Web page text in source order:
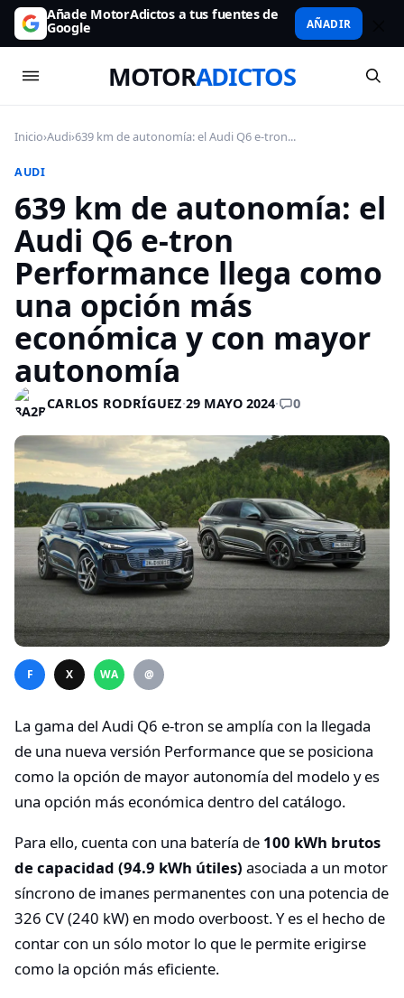
Añade MotorAdictos a tus fuentes de
Google AÑADIR
MOTORADICTOS
Inicio›Audi›639 km de autonomía: el Audi Q6 e-tron...
AUDI
639 km de autonomía: el
Audi Q6 e-tron
Performance llega como
una opción más
económica y con mayor
autonomía
CARLOS RODRÍGUEZ·29 MAYO 2024· 0
F X WA @
La gama del Audi Q6 e-tron se amplía con la llegada
de una nueva versión Performance que se posiciona
como la opción de mayor autonomía del modelo y es
una opción más económica dentro del catálogo.
Para ello, cuenta con una batería de 100 kWh brutos
de capacidad (94.9 kWh útiles) asociada a un motor
síncrono de imanes permanentes con una potencia de
326 CV (240 kW) en modo overboost. Y es el hecho de
contar con un sólo motor lo que le permite erigirse
como la opción más eficiente.